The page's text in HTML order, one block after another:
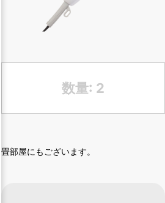
数量: 2
畳部屋にもございます。